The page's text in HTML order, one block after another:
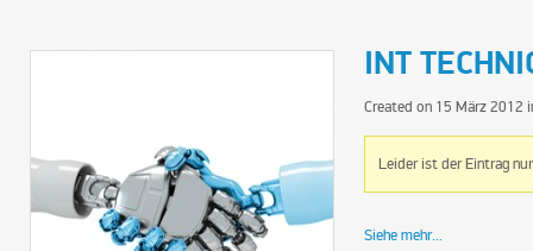
INT
Created on 15 März 2012
Leider ist der Eintrag
Siehe mehr...